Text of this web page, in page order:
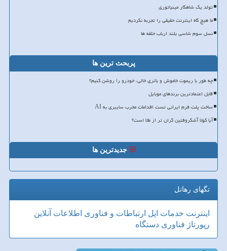
تولد یک شاهکار مینیاتوری
ما هیچ گاه اینترنت حقیقی را تجربه نکردیم
نسل سوم شاسی بلند ارباب حلقه ها
پربحث ترین ها
چه طور با ریموت خاموش و باتری خالی، خودرو را روشن کنیم؟
قابل اعتمادترین برندهای موبایل
ساخت پلت فرم ایرانی تست اقدامات مخرب سایبری به AI
آیا کولا آشکروفتین گران تر از طلا است؟
جدیدترین ها
تگهای رهاتل
اینترنت خدمات اپل ارتباطات و فناوری اطلاعات آنلاین
رپورتاژ فناوری دستگاه